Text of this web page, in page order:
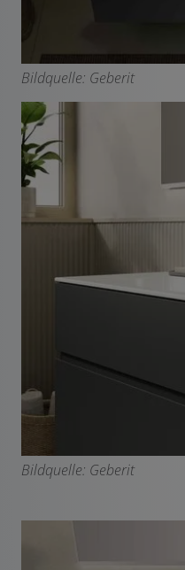
Bildquelle: Geberit
Bildquelle: Geberit